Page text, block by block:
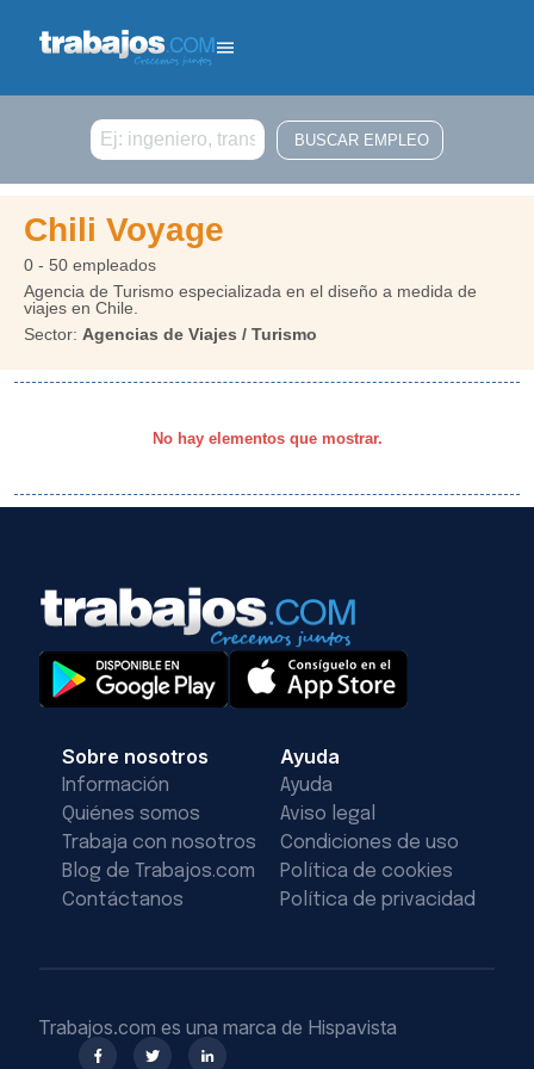
Buscar
Chili Voyage
0 - 50 empleados
Agencia de Turismo especializada en el diseño a medida de
viajes en Chile.
Sector: Agencias de Viajes / Turismo
No hay elementos que mostrar.
Sobre nosotros
Información
Quiénes somos
Trabaja con nosotros
Blog de Trabajos.com
Contáctanos
Ayuda
Ayuda
Aviso legal
Condiciones de uso
Política de cookies
Política de privacidad
Trabajos.com es una marca de Hispavista